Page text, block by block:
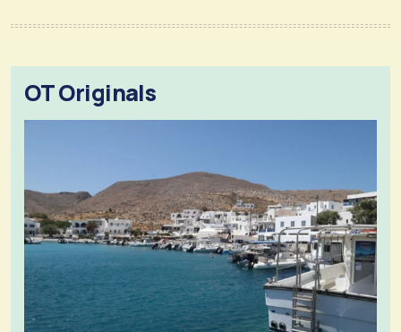
OT Originals